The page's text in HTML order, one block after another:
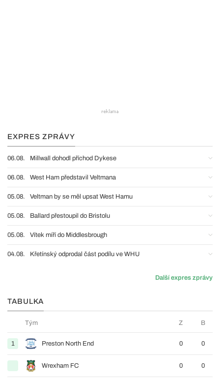
EXPRES ZPRÁVY
06.08. Millwall dohodl příchod Dykese
06.08. West Ham představil Veltmana
05.08. Veltman by se měl upsat West Hamu
05.08. Ballard přestoupil do Bristolu
05.08. Vítek míří do Middlesbrough
04.08. Křetínský odprodal část podílu ve WHU
Další expres zprávy
TABULKA
Tým Z B
1 Preston North End 0 0
Wrexham FC 0 0